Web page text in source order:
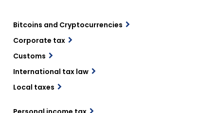
Bitcoins and Cryptocurrencies
Corporate tax
Customs
International tax law
Local taxes